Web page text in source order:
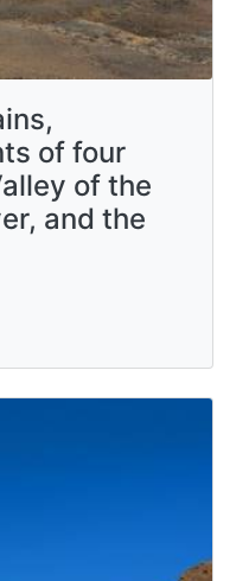
of four
of the
and the